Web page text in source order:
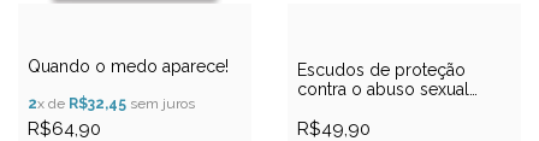
Quando o medo aparece!
2x de R$32,45 sem juros
R$64,90
Escudos de proteção
contra o abuso sexual
R$49,90